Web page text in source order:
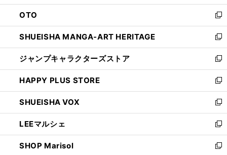
ウ
で
開
く
ン
ド
ウ
で
開
く
OTO
新
し
い
ウ
ィ
ン
ド
ウ
で
開
く
SHUEISHA MANGA-ART HERITAGE
新
し
い
ウ
ィ
ン
ド
ウ
で
開
く
ジャンプキャラクターズストア
新
し
い
ウ
ィ
ン
ド
ウ
で
HAPPY PLUS STORE
新
し
い
ウ
ィ
ン
ド
SHUEISHA VOX
新
し
い
ウ
ィ
LEEマルシェ
新
し
い
SHOP Marisol
新